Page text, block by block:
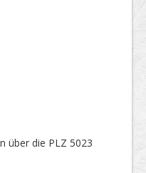
über die PLZ 5023